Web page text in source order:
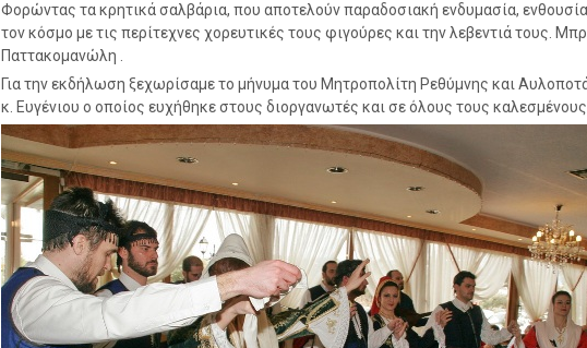
Φορώντας τα κρητικά σαλβάρια, που αποτελούν παραδοσιακή ενδυμασία,
τον κόσμο με τις περίτεχνες χορευτικές τους φιγούρες και την λεβεντιά τους.
Παττακομανώλη .
Για την εκδήλωση ξεχωρίσαμε το μήνυμα του Μητροπολίτη Ρεθύμνης και
κ. Ευγένιου ο οποίος ευχήθηκε στους διοργανωτές και σε όλους τους